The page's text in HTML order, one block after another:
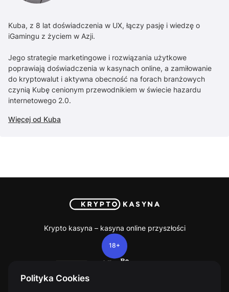
Kuba, z 8 lat doświadczenia w UX, łączy pasję i wiedzę o
iGamingu z życiem w Azji.
Jego strategie marketingowe i rozwiązania użytkowe
poprawiają doświadczenia w kasynach online, a zamiłowanie
do kryptowalut i aktywna obecność na forach branżowych
czynią Kubę cenionym przewodnikiem w świecie hazardu
internetowego 2.0.
Więcej od Kuba
Krypto kasyna – kasyna online przyszłości
18+
Polityka Cookies